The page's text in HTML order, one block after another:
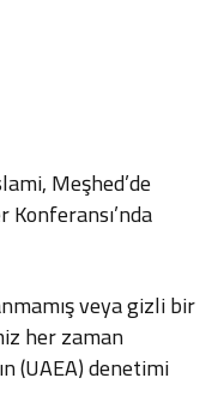
Meşhed’de
veya gizli bir
her zaman
(UAEA) denetimi